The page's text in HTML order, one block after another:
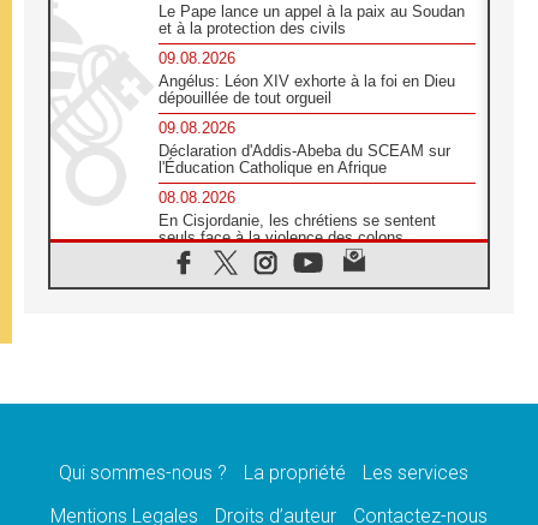
Le Pape lance un appel à la paix au Soudan
et à la protection des civils
09.08.2026
Angélus: Léon XIV exhorte à la foi en Dieu
dépouillée de tout orgueil
09.08.2026
Déclaration d'Addis-Abeba du SCEAM sur
l'Éducation Catholique en Afrique
08.08.2026
En Cisjordanie, les chrétiens se sentent
seuls face à la violence des colons
08.08.2026
Léon XIV au sanctuaire de Notre Dame du
08.08.2026
08.08.2026
catholiques
Qui sommes-nous ? La propriété
Les services
Mentions Legales
Droits d’auteur Contactez-nous